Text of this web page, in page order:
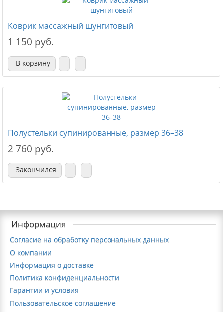
Коврик массажный шунгитовый
1 150 руб.
В корзину
Полустельки супинированные, размер 36–38
2 760 руб.
Закончился
Информация
Согласие на обработку персональных данных
О компании
Информация о доставке
Политика конфиденциальности
Гарантии и условия
Пользовательское соглашение